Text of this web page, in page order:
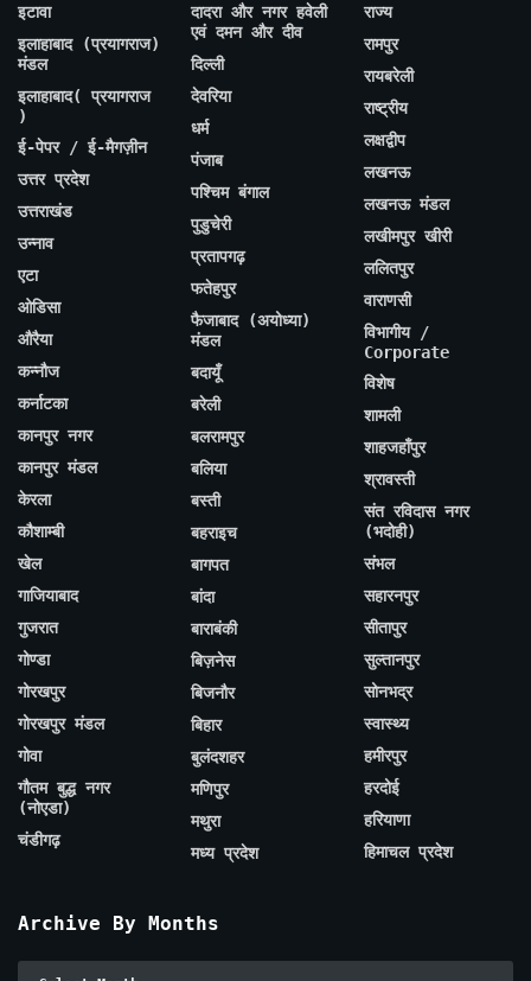
इटावा
इलाहाबाद (प्रयागराज)
मंडल
इलाहाबाद( प्रयागराज
)
ई-पेपर / ई-मैगज़ीन
उत्तर प्रदेश
उत्तराखंड
उन्नाव
एटा
ओडिसा
औरैया
कन्नौज
कर्नाटका
कानपुर नगर
कानपुर मंडल
केरला
कौशाम्बी
खेल
गाजियाबाद
गुजरात
गोण्डा
गोरखपुर
गोरखपुर मंडल
गोवा
गौतम बुद्ध नगर
(नोएडा)
चंडीगढ़
दादरा और नगर हवेली
एवं दमन और दीव
दिल्ली
देवरिया
धर्म
पंजाब
पश्चिम बंगाल
पुडुचेरी
प्रतापगढ़
फतेहपुर
फैजाबाद (अयोध्या)
मंडल
बदायूँ
बरेली
बलरामपुर
बलिया
बस्ती
बहराइच
बागपत
बांदा
बाराबंकी
बिज़नेस
बिजनौर
बिहार
बुलंदशहर
मणिपुर
मथुरा
मध्य प्रदेश
राज्य
रामपुर
रायबरेली
राष्ट्रीय
लक्षद्वीप
लखनऊ
लखनऊ मंडल
लखीमपुर खीरी
ललितपुर
वाराणसी
विभागीय /
Corporate
विशेष
शामली
शाहजहाँपुर
श्रावस्ती
संत रविदास नगर
(भदोही)
संभल
सहारनपुर
सीतापुर
सुल्तानपुर
सोनभद्र
स्वास्थ्य
हमीरपुर
हरदोई
हरियाणा
हिमाचल प्रदेश
Archive By Months